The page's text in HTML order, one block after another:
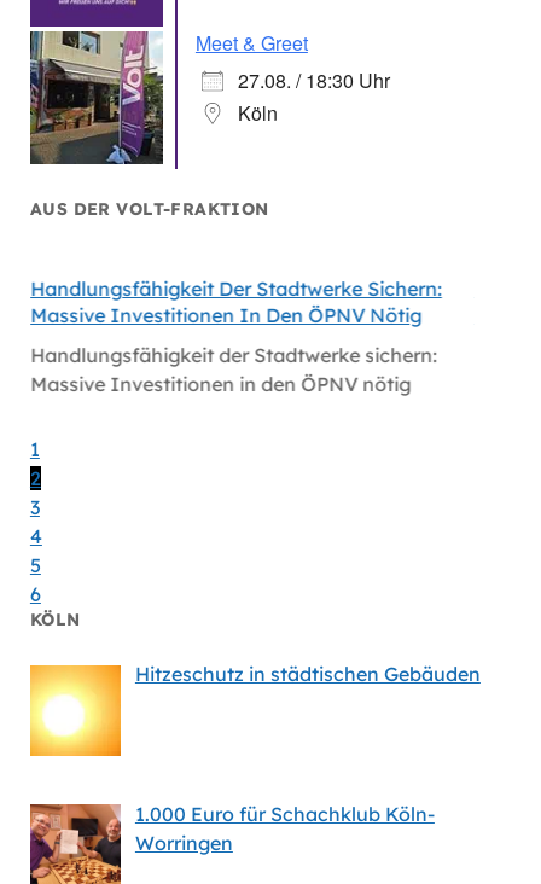
Meet & Greet
27.08. / 18:30 Uhr
Köln
AUS DER VOLT-FRAKTION
Handlungsfähigkeit Der Stadtwerke Sichern:
Massive Investitionen In Den ÖPNV Nötig
Handlungsfähigkeit der Stadtwerke sichern:
Massive Investitionen in den ÖPNV nötig
1
2
3
4
5
6
KÖLN
Hitzeschutz in städtischen Gebäuden
1.000 Euro für Schachklub Köln-
Worringen